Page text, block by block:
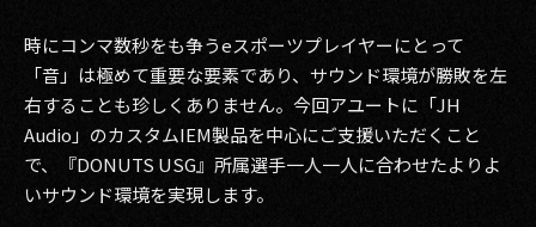
2018
2017
2016
2015
時にコンマ数秒をも争うeスポーツプレイヤーにとって
「音」は極めて重要な要素であり、サウンド環境が勝敗を左
右することも珍しくありません。今回アユートに「JH
Audio」のカスタムIEM製品を中心にご支援いただくこと
で、『DONUTS USG』所属選手一人一人に合わせたよりよ
いサウンド環境を実現します。